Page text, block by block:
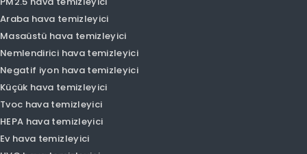
Olansi Produts
Hava temizleyici
PM1.0 hava temizleyici
PM2.5 hava temizleyici